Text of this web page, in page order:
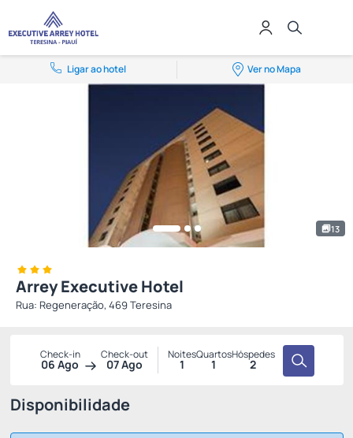
Ligar ao hotel Ver no Mapa
13
Arrey Executive Hotel
Rua: Regeneração, 469 Teresina
Check-in
06 Ago
Check-out
07 Ago
Noites
1
Quartos
1
Hóspedes
2
Disponibilidade